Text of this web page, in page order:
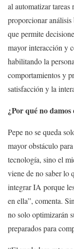
al automatizar
proporcionar análisis
que permite
mayor interacción y
habilitando la
comportamientos y
satisfacción y la
¿Por qué no damos
Pepe no se queda
mayor obstáculo
tecnología, sino el
viene de no saber lo
integrar IA porque
en ella”, comenta.
no solo optimizarán
preparados para